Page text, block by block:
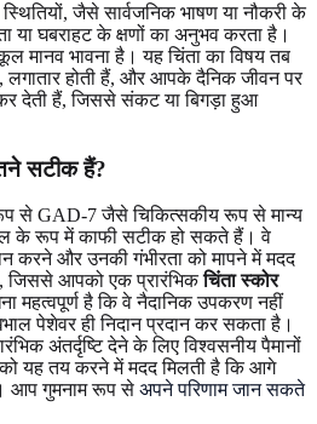
जैसे सार्वजनिक भाषण या नौकरी के
या घबराहट के क्षणों का अनुभव करता है।
मानव भावना है। यह चिंता का विषय तब
लगातार होती हैं, और आपके दैनिक जीवन पर
देती हैं, जिससे संकट या बिगड़ा हुआ
सटीक हैं?
से GAD-7 जैसे चिकित्सकीय रूप से मान्य
के रूप में काफी सटीक हो सकते हैं। वे
करने और उनकी गंभीरता को मापने में मदद
जिससे आपको एक प्रारंभिकचिंता स्कोर
महत्वपूर्ण है कि वे नैदानिक उपकरण नहीं
पेशेवर ही निदान प्रदान कर सकता है।
अंतर्दृष्टि देने के लिए विश्वसनीय पैमानों
यह तय करने में मदद मिलती है कि आगे
आप गुमनाम रूप से अपने परिणाम जान सकते